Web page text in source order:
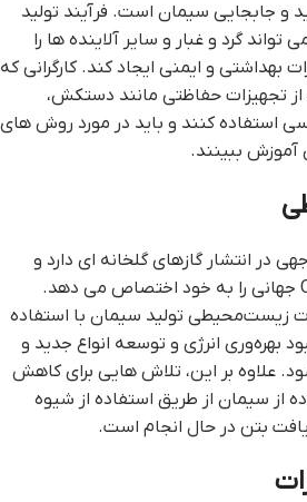
و جابجایی سیمان است. فرآیند تولید
گرد و غبار و سایر آلاینده ها را
بهداشتی و ایمنی ایجاد کند. کارگرانی که
از تجهیزات حفاظتی مانند دستکش،
استفاده کنند و باید در مورد روش های
آموزش ببینند.
در انتشار گازهای گلخانه ای دارد و
حدود 8 درصد از انتشار CO2 جهانی را به خود اختصاص می دهد.
زیست‌محیطی تولید سیمان با استفاده
بهره‌وری انرژی و توسعه انواع جدید و
علاوه بر این، تلاش هایی برای کاهش
از سیمان از طریق استفاده از شیوه
بتن در حال انجام است.